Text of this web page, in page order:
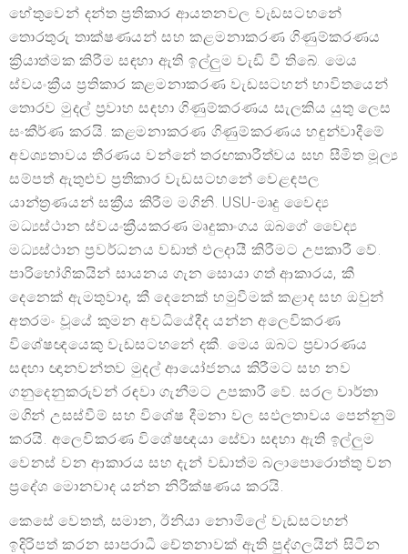
හේතුවෙන් දන්ත ප්‍රතිකාර ආයතනවල වැඩසටහනේ
තොරතුරු තාක්ෂණයන් සහ කළමනාකරණ ගිණුම්කරණය
ක්‍රියාත්මක කිරීම සඳහා ඇති ඉල්ලුම වැඩි වී තිබේ. මෙය
ස්වයංක්‍රීය ප්‍රතිකාර කළමනාකරණ වැඩසටහන් භාවිතයෙන්
තොරව මුදල් ප්‍රවාහ සඳහා ගිණුම්කරණය සැලකිය යුතු ලෙස
සංකීර්ණ කරයි. කළමනාකරණ ගිණුම්කරණය හඳුන්වාදීමේ
අවශ්‍යතාවය තීරණය වන්නේ තරඟකාරීත්වය සහ සීමිත මූල්‍ය
සම්පත් ඇතුළුව ප්‍රතිකාර වැඩසටහනේ වෙළඳපල
යාන්ත්‍රණයන් සක්‍රීය කිරීම මගිනි. USU-මෘදු වෛද්‍ය
මධ්‍යස්ථාන ස්වයංක්‍රීයකරණ මෘදුකාංගය ඔබගේ වෛද්‍ය
මධ්‍යස්ථාන ප්‍රවර්ධනය වඩාත් ඵලදායී කිරීමට උපකාරී වේ.
පාරිභෝගිකයින් සායනය ගැන සොයා ගත් ආකාරය, කී
දෙනෙක් ඇමතුවාද, කී දෙනෙක් හමුවීමක් කළාද සහ ඔවුන්
අතරමං වූයේ කුමන අවධියේදීද යන්න අලෙවිකරණ
විශේෂඥයෙකු වැඩසටහනේ දකී. මෙය ඔබට ප්‍රචාරණය
සඳහා ඥානවන්තව මුදල් ආයෝජනය කිරීමට සහ නව
ගනුදෙනුකරුවන් රඳවා ගැනීමට උපකාරී වේ. සරල වාර්තා
මගින් උසස්වීම් සහ විශේෂ දීමනා වල සඵලතාවය පෙන්නුම්
කරයි. අලෙවිකරණ විශේෂඥයා සේවා සඳහා ඇති ඉල්ලුම
වෙනස් වන ආකාරය සහ දැන් වඩාත්ම බලාපොරොත්තු වන
ප්‍රදේශ මොනවාද යන්න නිරීක්ෂණය කරයි.
කෙසේ වෙතත්, සමාන, ඊනියා නොමිලේ වැඩසටහන්
ඉදිරිපත් කරන සාපරාධී චේතනාවක් ඇති පුද්ගලයින් සිටින